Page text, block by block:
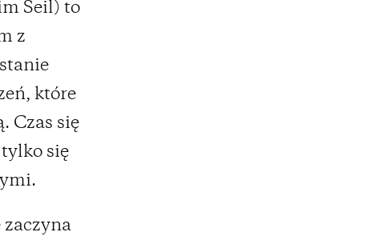
Seil) to
z
które
Czas się
tylko się
zaczyna